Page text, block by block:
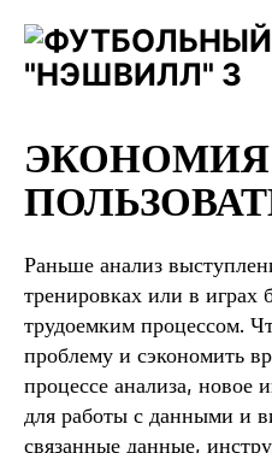
Раньше анализ
тренировках или в
трудоемким процессом.
проблему и сэкономить
процессе анализа, новое
для работы с данными и
связанные данные,